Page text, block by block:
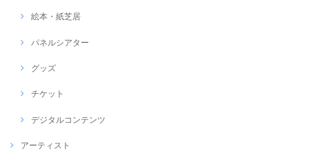
絵本・紙芝居
パネルシアター
グッズ
チケット
デジタルコンテンツ
アーティスト